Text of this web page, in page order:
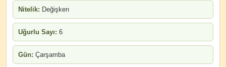
Nitelik: Değişken
Uğurlu Sayı: 6
Gün: Çarşamba